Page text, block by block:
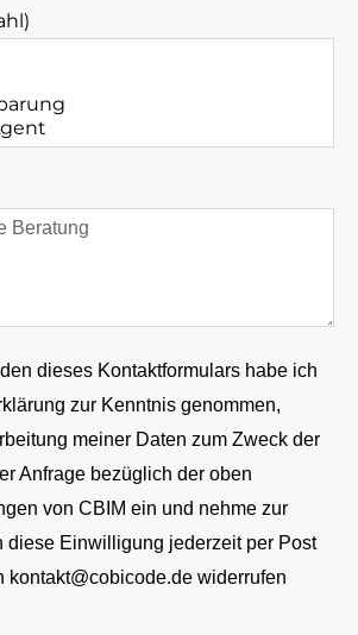
dieses Kontaktformulars habe ich
zur Kenntnis genommen,
meiner Daten zum Zweck der
Anfrage bezüglich der oben
von CBIM ein und nehme zur
diese Einwilligung jederzeit per Post
kontakt@cobicode.de widerrufen